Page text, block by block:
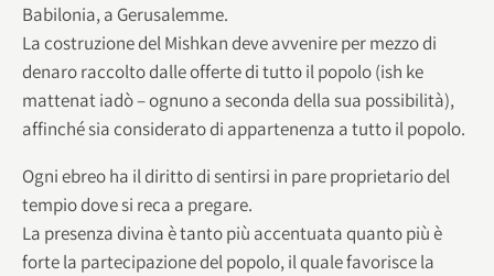
Babilonia, a Gerusalemme.
La costruzione del Mishkan deve avvenire per mezzo di
denaro raccolto dalle offerte di tutto il popolo (ish ke
mattenat iadò – ognuno a seconda della sua possibilità),
affinché sia considerato di appartenenza a tutto il popolo.
Ogni ebreo ha il diritto di sentirsi in pare proprietario del
tempio dove si reca a pregare.
La presenza divina è tanto più accentuata quanto più è
forte la partecipazione del popolo, il quale favorisce la